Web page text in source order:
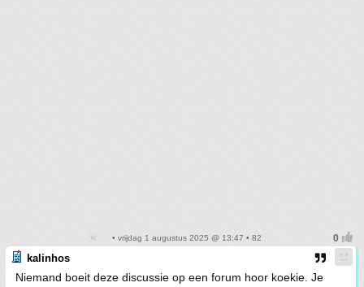
• vrijdag 1 augustus 2025 @ 13:47 • 82
kalinhos
Niemand boeit deze discussie op een forum hoor koekie. Je